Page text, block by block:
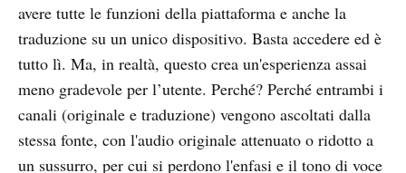
avere tutte le funzioni della piattaforma e anche la
traduzione su un unico dispositivo. Basta accedere ed è
tutto lì. Ma, in realtà, questo crea un'esperienza assai
meno gradevole per l’utente. Perché? Perché entrambi i
canali (originale e traduzione) vengono ascoltati dalla
stessa fonte, con l'audio originale attenuato o ridotto a
un sussurro, per cui si perdono l'enfasi e il tono di voce